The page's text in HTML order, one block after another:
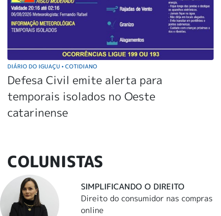
DIÁRIO DO IGUAÇU • COTIDIANO
Defesa Civil emite alerta para
temporais isolados no Oeste
catarinense
COLUNISTAS
SIMPLIFICANDO O DIREITO
Direito do consumidor nas compras
online